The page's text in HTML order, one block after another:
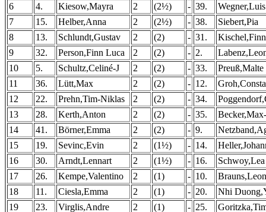
6
4. Kiesow,Mayra 2 (2½) - 39.
7
15. Helber,Anna 2 (2½) - 38.
Siebert,Pia
8
13. Schlundt,Gustav 2 (2) - 31.
Kischel,Finn
9
32. Person,Finn Luca 2 (2) - 2.
10
5. Schultz,Celiné-J 2 (2) - 33.
Preuß,Malte
11
36. Lütt,Max 2 (2) - 12.
12
22. Prehn,Tim-Niklas 2 (2) - 34.
13
28. Kerth,Anton 2 (2) - 35.
14
41. Börner,Emma 2 (2) - 9.
15
19. Sevinc,Evin 2 (1½) - 14.
16
30. Arndt,Lennart 2 (1½) - 16.
Schwoy,Lea
17
26. Kempe,Valentino 2 (1) - 10.
18
11. Ciesla,Emma 2 (1) - 20.
Nhi
19
23. Virglis,Andre 2 (1) - 25.